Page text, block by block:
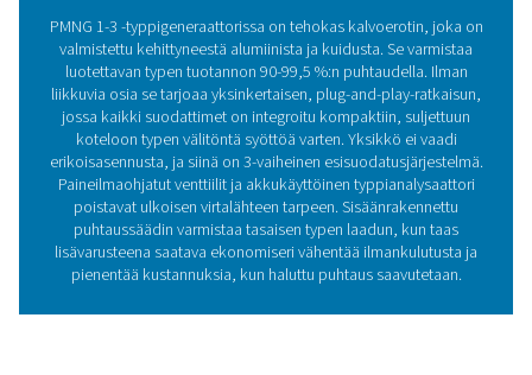
luotettavaa puhtauden valvontaa, kun taas Economiser-
järjestelmä auttaa vähentämään käyttökustannuksia ja
sekä ilma- että typpijärjestelmien kulumista. Tämä
kustannustehokas ratkaisu vähentää typpikustannuksia
huomattavasti perinteisiin toimitusmenetelmiin
Kalvotekniikka